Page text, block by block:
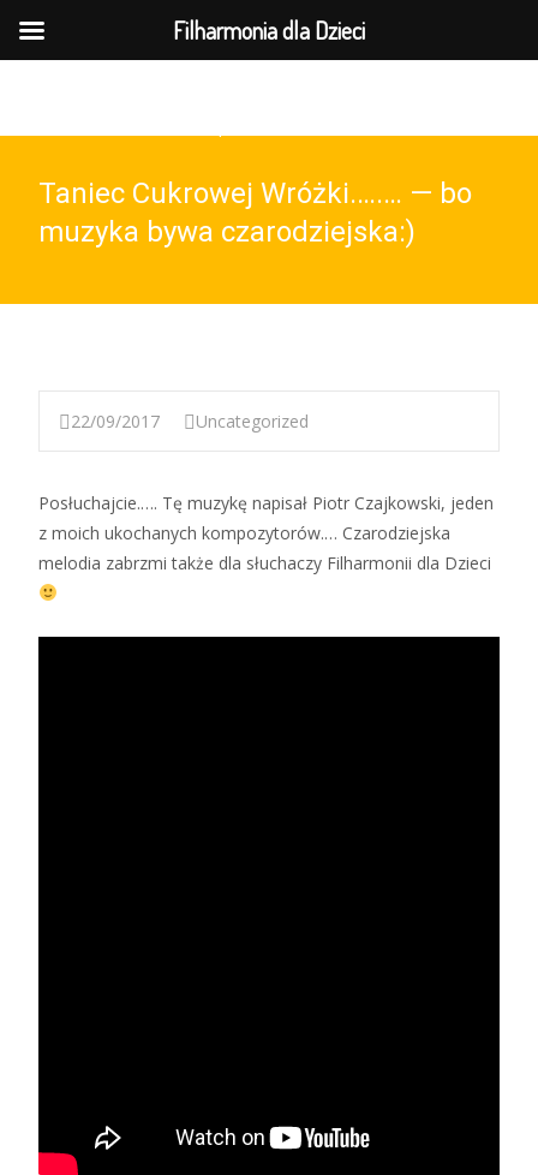
Taniec Cukrowej Wróżki.….… — bo
muzyka bywa czarodziejska:)
22/09/2017 Uncategorized
Posłuchajcie.…. Tę muzykę napisał Piotr Czajkowski, jeden
z moich ukochanych kompozytorów.… Czarodziejska
melodia zabrzmi także dla słuchaczy Filharmonii dla Dzieci
Filharmonia dla Dzieci